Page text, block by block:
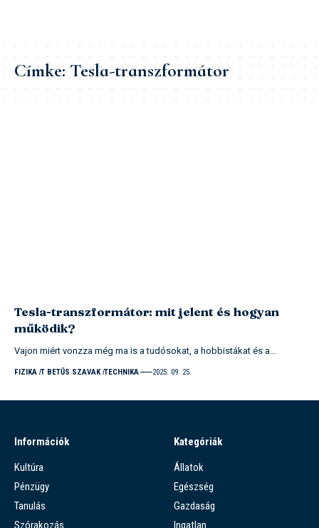
Címke:Tesla-transzformátor
Tesla-transzformátor: mit jelent és hogyan
működik?
Vajon miért vonzza még ma is a tudósokat, a hobbistákat és a…
FIZIKA T BETŰS SZAVAK TECHNIKA 2025. 09. 25.
Információk
Kultúra
Pénzügy
Tanulás
Szórakozás
Kategóriák
Állatok
Egészség
Gazdaság
Ingatlan